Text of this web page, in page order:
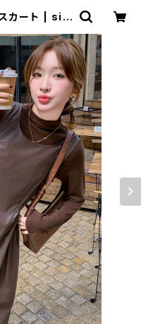
スカート | sig
♪